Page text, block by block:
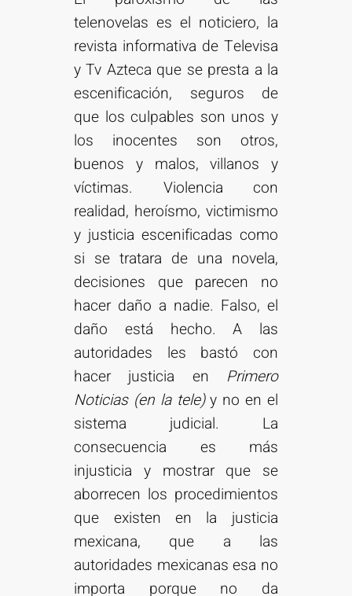
telenovelas es el noticiero, la
revista informativa de Televisa
y Tv Azteca que se presta a la
escenificación, seguros de
que los culpables son unos y
los inocentes son otros,
buenos y malos, villanos y
víctimas. Violencia con
realidad, heroísmo, victimismo
y justicia escenificadas como
si se tratara de una novela,
decisiones que parecen no
hacer daño a nadie. Falso, el
daño está hecho. A las
autoridades les bastó con
hacer justicia en Primero
Noticias (en la tele)y no en el
sistema judicial. La
consecuencia es más
injusticia y mostrar que se
aborrecen los procedimientos
que existen en la justicia
mexicana, que a las
autoridades mexicanas esa no
importa porque no da